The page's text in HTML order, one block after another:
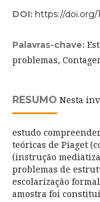
DOI: https://doi.org/
Palavras-chave:
problemas,
RESUMO Nesta
estudo
teóricas de Piaget
(instrução
problemas de
escolarização
amostra foi